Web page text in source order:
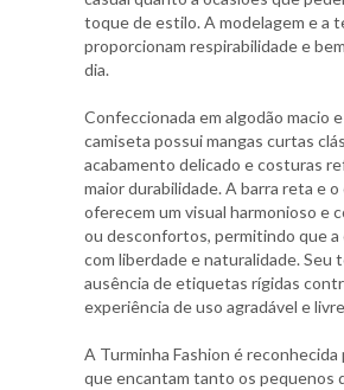
toque de estilo. A modelagem e a
proporcionam respirabilidade e
dia.
Confeccionada em algodão macio
camiseta possui mangas curtas
acabamento delicado e costuras
maior durabilidade. A barra reta e
oferecem um visual harmonioso e
ou desconfortos, permitindo que a
com liberdade e naturalidade. Seu
ausência de etiquetas rígidas
experiência de uso agradável e
A Turminha Fashion é
que encantam tanto os pequenos